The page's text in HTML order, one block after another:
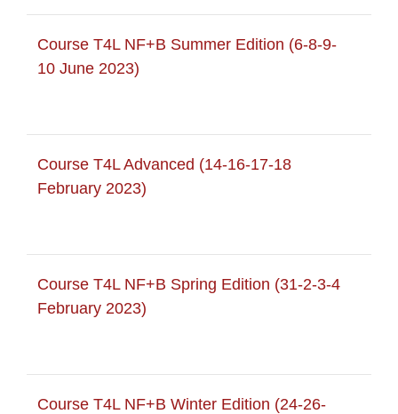
Course T4L NF+B Summer Edition (6-8-9-
10 June 2023)
Course T4L Advanced (14-16-17-18
February 2023)
Course T4L NF+B Spring Edition (31-2-3-4
February 2023)
Course T4L NF+B Winter Edition (24-26-